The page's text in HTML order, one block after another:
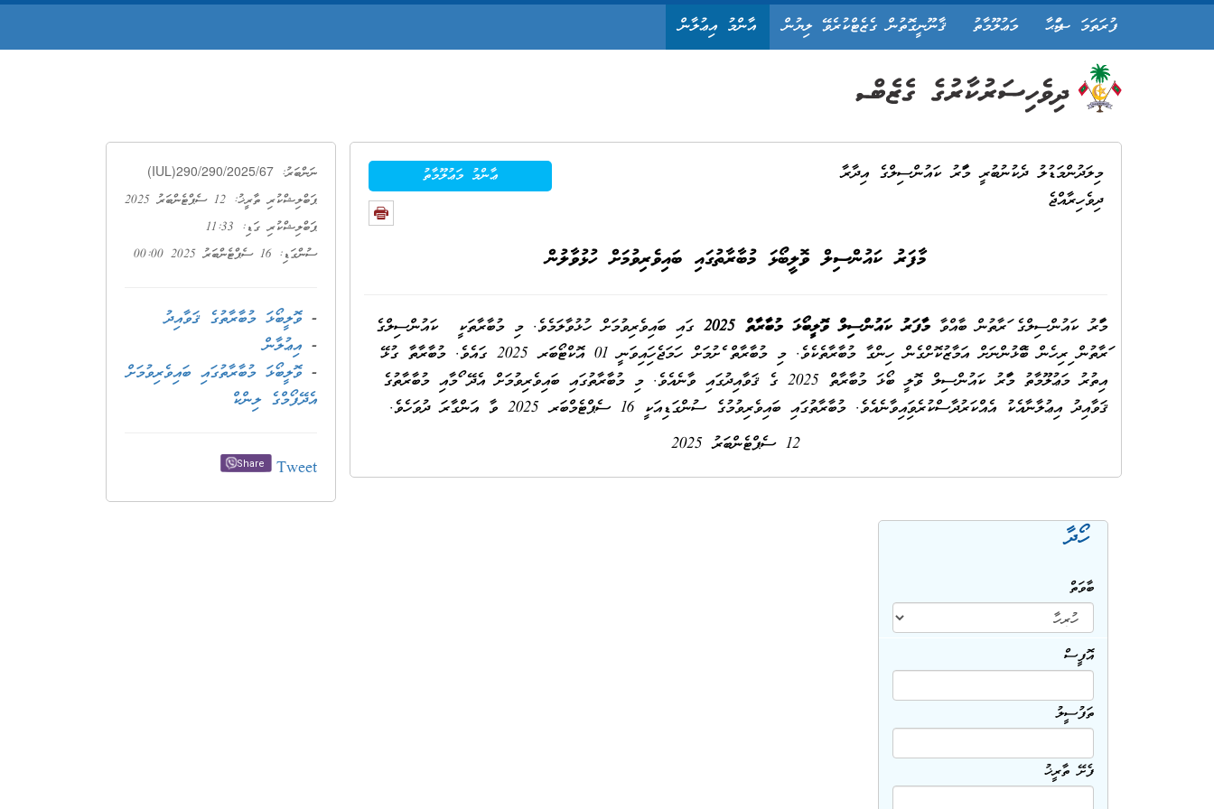
ފުރަތަމަ ޞަފްޙާ މަޢުލޫމާތު ޤާނޫނީގޮތުން ގެޒެޓްކުރެވޭ ލިޔުން އާންމު އިޢުލާން
ޢާންމު މަޢުލޫމާތު
މިލަދުންމަޑުލު ދެކުނުބުރީ މާފަރު ކައުންސިލްގެ އިދާރާ
ދިވެހިރާއްޖެ
މާފަރު ކައުންސިލް ވޮލީބޯޅަ މުބާރާތުގައި ބައިވެރިވުމަށް ހުޅުވާލުން
މާފަރު ކައުންސިލްގެ ފަރާތުން ބާއްވާމާފަރު ކައުންސިލް ވޮލީބޯޅަ މުބާރާތް 2025
ގައި ބައިވެރިވުމަށް ހުޅުވާލަމެވެ. މި މުބާރާތަކީ ކައުންސިލްގެ
ފަރާތުން ފިރިހެން ބޭފުޅުންނަށް އަމާޒުކޮށްގެން ހިންގާ މުބާރާތެކެވެ. މި މުބާރާތް ފެށުމަށް ހަމަޖެހިފައިވަނީ 01 އޮކްޓޯބަރ 2025 ގައެވެ. މުބާރާތާ ގުޅޭ
އިތުރު މަޢުލޫމާތު މާފަރު ކައުންސިލް ވޮލީ ބޯޅަ މުބާރާތް 2025 ގެ ޤަވާއިދުގައި ވާނެއެވެ. މި މުބާރާތުގައި ބައިވެރިވުމަށް އެދޭ ފޯމާއި މުބާރާތުގެ
ޤަވާއިދު އިޢުލާނާއެކު އެއްކަރުދާސްކުރެވިފައިވާނެއެވެ. މުބާރާތުގައި ބައިވެރިވުމުގެ ސުންގަޑިއަކީ 16 ސެޕްޓެމްބަރ 2025 ވާ އަންގާރަ ދުވަހެވެ.
12 ސެޕްޓެންބަރު 2025
ނަންބަރު: (IUL)290/290/2025/67
ޕަބްލިޝްކުރި ތާރީޚު: 12 ސެޕްޓެންބަރު 2025
ޕަބްލިޝްކުރި ގަޑި: 11:33
ސުންގަޑި: 16 ސެޕްޓެންބަރު 2025 00:00
-ވޮލީބޯޅަ މުބާރާތުގެ ޤަވާއިދު
- އިޢުލާން
-ވޮލީބޯޅަ މުބާރާތުގައި ބައިވެރިވުމަށް
އެދޭ ފޯމްގެ ލިންކް
Tweet
Share
ހޯދާ
ބާވަތް
އޮފީސް
ތަފުސީލު
ފެށޭ ތާރީޚު